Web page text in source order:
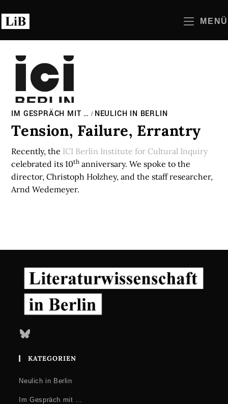
Inhalt
springen
MENÜ
IM GESPRÄCH MIT … / NEULICH IN BERLIN
Tension, Failure, Errantry
Recently, the ICI Berlin Institute for Cultural Inquiry
celebrated its 10th anniversary. We spoke to the
director, Christoph Holzhey, and the staff researcher,
Arnd Wedemeyer.
Bluesky
KATEGORIEN
Neulich in Berlin
Im Gespräch mit …